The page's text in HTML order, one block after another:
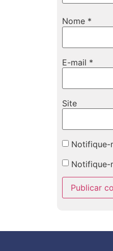
Nome *
E-mail *
Site
Notifique-
Notifique-